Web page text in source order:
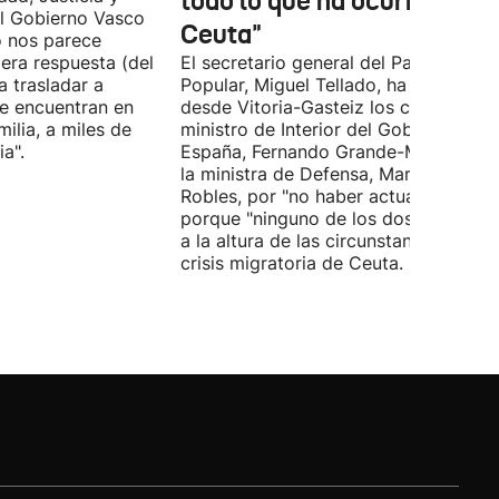
Gobierno Vasco
nos parece
respuesta (del
trasladar a
encuentran en
a miles de
Ceuta"
El secretario general del Partido
Popular, Miguel Tellado, ha exigido
desde Vitoria-Gasteiz los ceses del
ministro de Interior del Gobierno de
España, Fernando Grande-Marlaska, y
la ministra de Defensa, Margarita
Robles, por "no haber actuado" y
porque "ninguno de los dos ha
a la altura de las circunstancias" ante
crisis migratoria de Ceuta.